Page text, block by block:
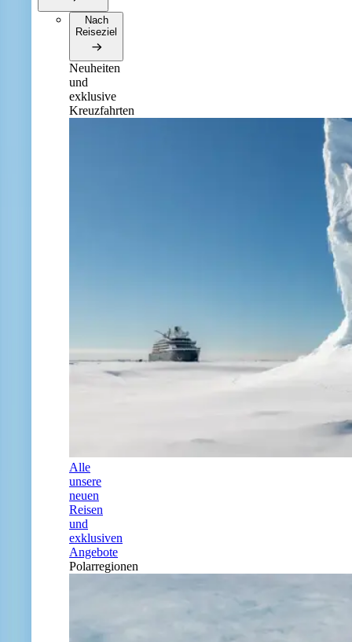
Nach
Reiseziel
Neuheiten
und
exklusive
Kreuzfahrten
Alle
unsere
neuen
Reisen
und
exklusiven
Angebote
Polarregionen